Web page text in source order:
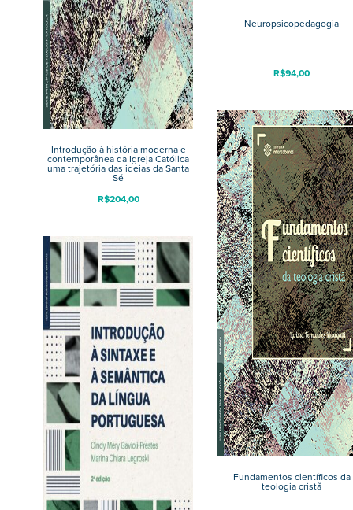
Neuropsicopedagogia
R$94,00
Introdução à história moderna e
contemporânea da Igreja Católica
uma trajetória das ideias da Santa
Sé
R$204,00
Fundamentos científicos da
teologia cristã